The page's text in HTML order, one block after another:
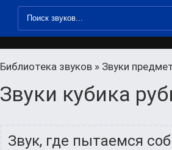
Библиотека звуков » Звуки
Звуки кубика
Звук, где пытаемся